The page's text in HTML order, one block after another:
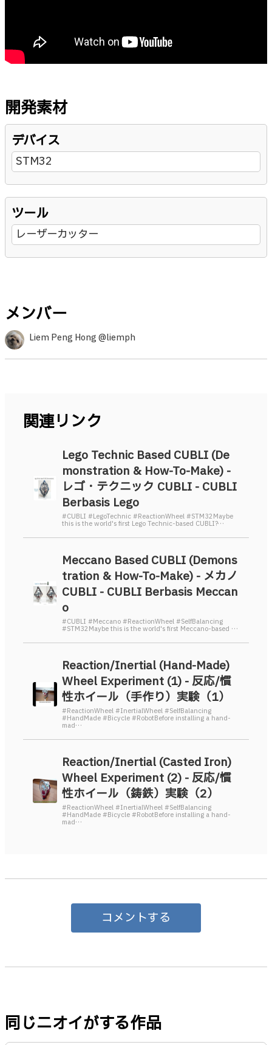
開発素材
デバイス
STM32
ツール
レーザーカッター
メンバー
Liem Peng Hong @liemph
関連リンク
Lego Technic Based CUBLI (De
monstration & How-To-Make) -
レゴ・テクニック CUBLI - CUBLI
Berbasis Lego
#CUBLI #LegoTechnic #ReactionWheel #STM32Maybe
this is the world's first Lego Technic-based CUBLI?…
Meccano Based CUBLI (Demons
tration & How-To-Make) - メカノ
CUBLI - CUBLI Berbasis Meccan
o
#CUBLI #Meccano #ReactionWheel #SelfBalancing
#STM32Maybe this is the world's first Meccano-based …
Reaction/Inertial (Hand-Made)
Wheel Experiment (1) - 反応/慣
性ホイール（手作り）実験（1）
#ReactionWheel #InertialWheel #SelfBalancing
#HandMade #Bicycle #RobotBefore installing a hand-
mad…
Reaction/Inertial (Casted Iron)
Wheel Experiment (2) - 反応/慣
性ホイール（鋳鉄）実験（2）
#ReactionWheel #InertialWheel #SelfBalancing
#HandMade #Bicycle #RobotBefore installing a hand-
mad…
コメントする
同じニオイがする作品